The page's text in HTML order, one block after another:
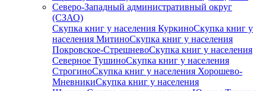
Северо-Западный административный округ
(СЗАО)
Скупка книг у населения КуркиноСкупка книг у
населения МитиноСкупка книг у населения
Покровское-СтрешневоСкупка книг у населения
Северное ТушиноСкупка книг у населения
СтрогиноСкупка книг у населения Хорошево-
МневникиСкупка книг у населения